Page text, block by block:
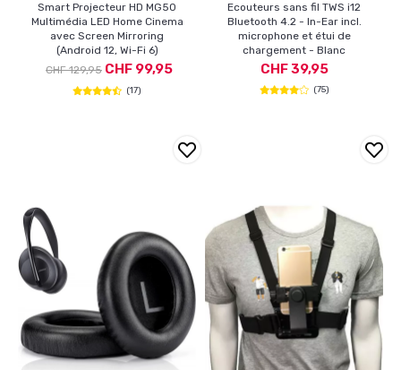
Smart Projecteur HD MG50
Multimédia LED Home Cinema
avec Screen Mirroring
(Android 12, Wi-Fi 6)
CHF 129,95 CHF 99,95
(17)
Ecouteurs sans fil TWS i12
Bluetooth 4.2 - In-Ear incl.
microphone et étui de
chargement - Blanc
CHF 39,95
(75)